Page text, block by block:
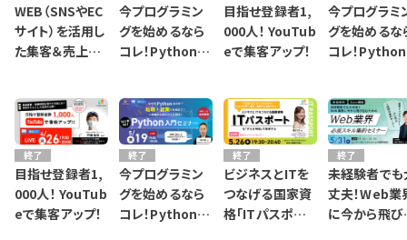
WEB（SNSやEC
サイト）を活用し
た集客＆売上UP
今プログラミン
グを始めるなら
コレ！Python入
目指せ登録者1,
000人！ YouTub
eで集客アップ！
今プログラミ
グを始めるな
コレ！
終了
目指せ登録者1,
000人！ YouTub
eで集客アップ！
終了
今プログラミン
グを始めるなら
コレ！Python入
終了
ビジネスとITを
つなげる国家資
格「ITパスポー
終了
未経験者でも
丈夫！Web業
に今から飛び